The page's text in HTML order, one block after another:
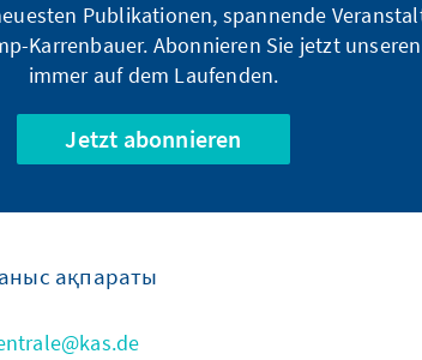
Publikationen, spannende
Karrenbauer. Abonnieren Sie jetzt
immer auf dem Laufenden.
Jetzt abonnieren
ақпараты